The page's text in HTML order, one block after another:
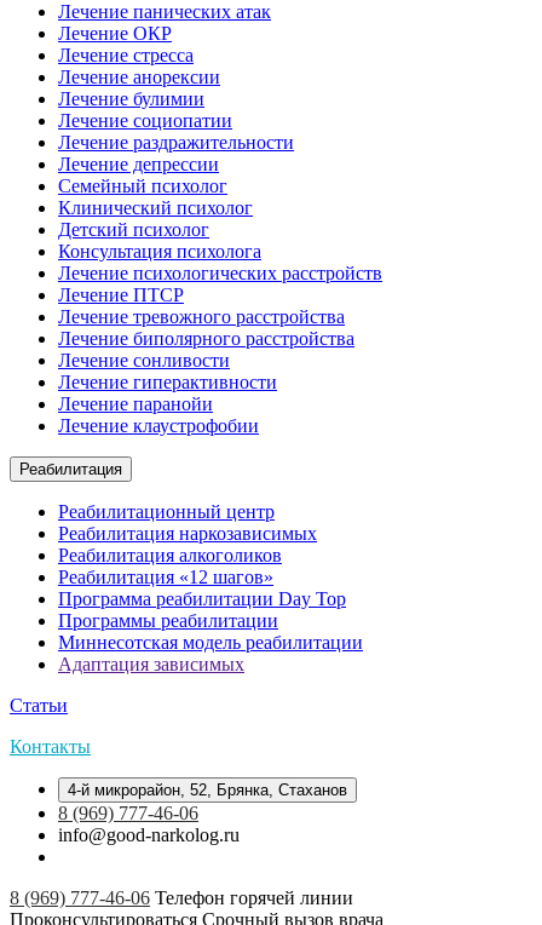
Лечение панических атак
Лечение ОКР
Лечение стресса
Лечение анорексии
Лечение булимии
Лечение социопатии
Лечение раздражительности
Лечение депрессии
Семейный психолог
Клинический психолог
Детский психолог
Консультация психолога
Лечение психологических расстройств
Лечение ПТСР
Лечение тревожного расстройства
Лечение биполярного расстройства
Лечение сонливости
Лечение гиперактивности
Лечение паранойи
Лечение клаустрофобии
Реабилитация
Реабилитационный центр
Реабилитация наркозависимых
Реабилитация алкоголиков
Реабилитация «12 шагов»
Программа реабилитации Day Top
Программы реабилитации
Миннесотская модель реабилитации
Адаптация зависимых
Статьи
Контакты
4-й микрорайон, 52, Брянка, Стаханов
8 (969) 777-46-06
info@good-narkolog.ru
8 (969) 777-46-06 Телефон горячей линии
Проконсультироваться Срочный вызов врача